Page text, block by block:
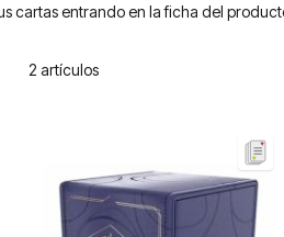
cartas entrando en la ficha del
2 artículos